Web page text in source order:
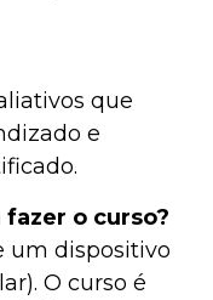
que
e
o curso?
um dispositivo
O curso é